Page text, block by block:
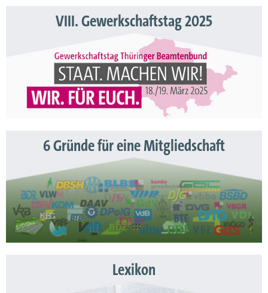
VIII. Gewerkschaftstag 2025
6 Gründe für eine Mitgliedschaft
Lexikon